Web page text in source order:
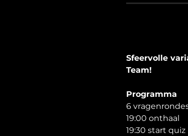
Sfeervolle
Team!
Programma
6
19:00 onthaal
19:30 start quiz